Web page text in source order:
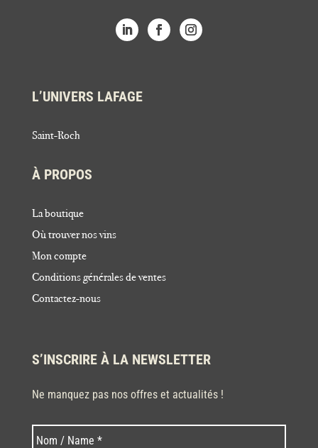
L’UNIVERS LAFAGE
Saint-Roch
À PROPOS
La boutique
Où trouver nos vins
Mon compte
Conditions générales de ventes
Contactez-nous
S’INSCRIRE À LA NEWSLETTER
Ne manquez pas nos offres et actualités !
Nom * Nom